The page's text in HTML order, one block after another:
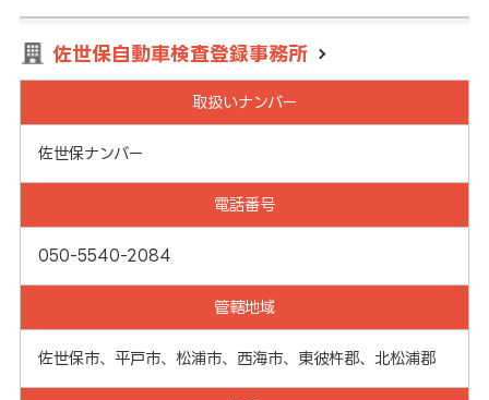
佐世保自動車検査登録事務所
取扱いナンバー
佐世保ナンバー
電話番号
050-5540-2084
管轄地域
佐世保市、平戸市、松浦市、西海市、東彼杵郡、北松浦郡